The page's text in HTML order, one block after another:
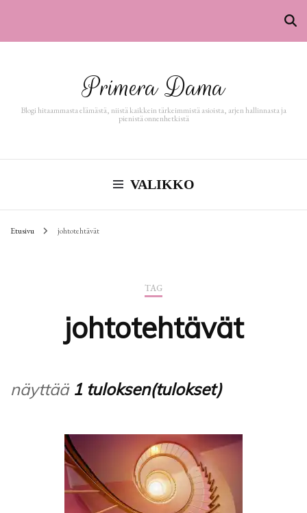
Primera Dama
Blogi hitaammasta elämästä, niistä kaikkein tärkeimmistä asioista, arjen hallinnasta ja
pienistä onnenhetkistä
VALIKKO
Etusivu johtotehtävät
TAG
johtotehtävät
näyttää 1 tuloksen(tulokset)